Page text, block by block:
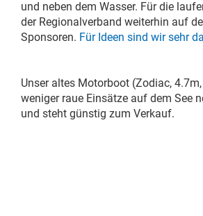
und neben dem Wasser. Für die
der Regionalverband weiterhin auf
Sponsoren. Für Ideen sind wir sehr
Unser altes Motorboot (Zodiac,
weniger raue Einsätze auf dem See
und steht günstig zum Verkauf.